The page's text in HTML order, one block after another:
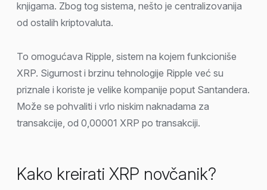
knjigama. Zbog tog sistema, nešto je centralizovanija
od ostalih kriptovaluta.
To omogućava Ripple, sistem na kojem funkcioniše
XRP. Sigurnost i brzinu tehnologije Ripple već su
priznale i koriste je velike kompanije poput Santandera.
Može se pohvaliti i vrlo niskim naknadama za
transakcije, od 0,00001 XRP po transakciji.
Kako kreirati XRP novčanik?